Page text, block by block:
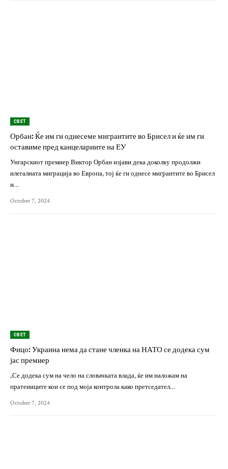
СВЕТ
Орбан: Ќе им ги однесеме мигрантите во Брисел и ќе им ги
оставиме пред канцелариите на ЕУ
Унгарскиот премиер Виктор Орбан изјави дека доколку продолжи
илегалната миграција во Европа, тој ќе ги однесе мигрантите во Брисел
и…
October 7, 2024
СВЕТ
Фицо: Украина нема да стане членка на НАТО се додека сум
јас премиер
„Се додека сум на чело на словачката влада, ќе им наложам на
пратениците кои се под моја контрола како претседател…
October 7, 2024